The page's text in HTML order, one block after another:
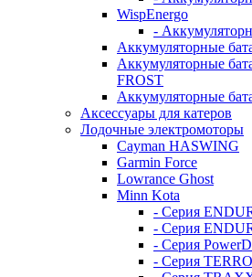
WispEnergo
-
Аккумуляторные
Аккумуляторные
FROST
Аккумуляторные
Аксессуары для катеров
Лодочные электромоторы
Cayman HASWING
Garmin Force
Lowrance Ghost
Minn Kota
- Серия
- Серия
- Серия
- Серия